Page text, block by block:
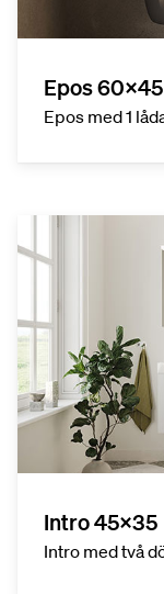
Epos 60x45
Epos med 1
Intro 45x35
Intro med två